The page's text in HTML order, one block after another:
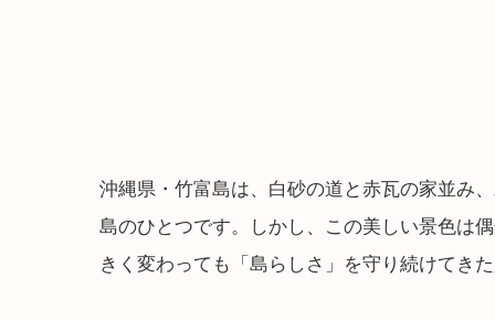
沖縄県・竹富島は、白砂の道と赤瓦の家並み
島のひとつです。しかし、この美しい景色は
きく変わっても「島らしさ」を守り続けてき